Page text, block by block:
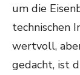
um die
technischen
wertvoll,
gedacht, ist